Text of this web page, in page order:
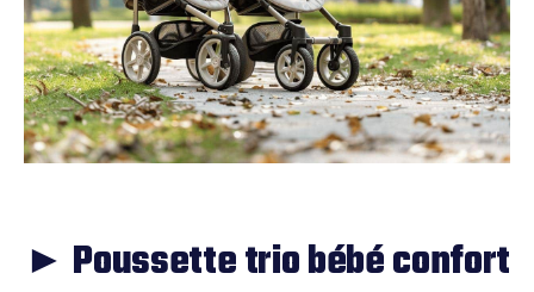
► Poussette trio bébé confort